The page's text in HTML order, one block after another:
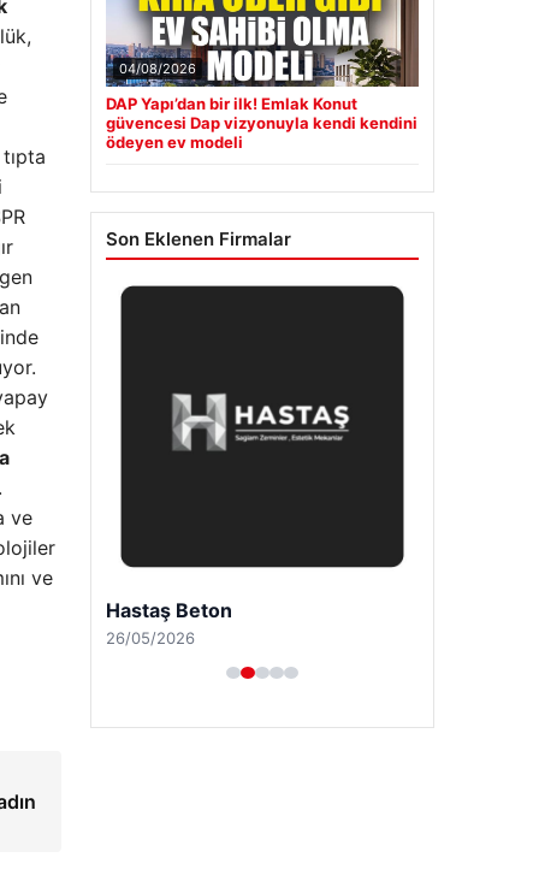
ve
ve
04/08/2026
DAP Yapı’dan bir ilk! Emlak Konut
güvencesi Dap vizyonuyla kendi kendini
ödeyen ev modeli
Son Eklenen Firmalar
Hastaş Beton
26/05/2026